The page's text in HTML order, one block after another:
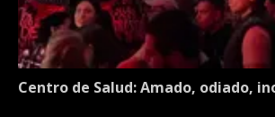
Centro de Salud: Amado, odiado,